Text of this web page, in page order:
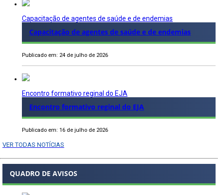
Capacitação de agentes de saúde e de endemias
Capacitação de agentes de saúde e de endemias
Publicado em: 24 de julho de 2026
Encontro formativo reginal do EJA
Encontro formativo reginal do EJA
Publicado em: 16 de julho de 2026
VER TODAS NOTÍCIAS
QUADRO DE AVISOS